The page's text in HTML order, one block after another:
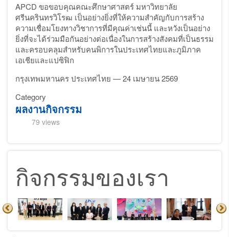
APCD ขอขอบคุณคณะศึกษาศาสตร์ มหาวิทยาลัย
ศรีนครินทรวิโรฒ เป็นอย่างยิ่งที่ให้ความสำคัญกับการสร้าง
ความเชื่อมโยงทางวิชาการที่มีคุณค่าเช่นนี้ และหวังเป็นอย่าง
ยิ่งที่จะได้ร่วมมือกันอย่างต่อเนื่องในการสร้างสังคมที่เป็นธรรม
และครอบคลุมสำหรับคนพิการในประเทศไทยและภูมิภาค
เอเชียและแปซิฟิก
กรุงเทพมหานคร ประเทศไทย —24 เมษายน2569
Category
ผลงานกิจกรรม
79 views
กิจกรรมของเรา